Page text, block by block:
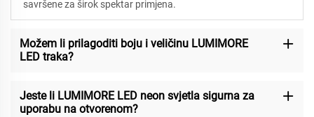
savršene za širok spektar primjena.
Možem li prilagoditi boju i veličinu LUMIMORE
LED traka?
Jeste li LUMIMORE LED neon svjetla sigurna za
uporabu na otvorenom?